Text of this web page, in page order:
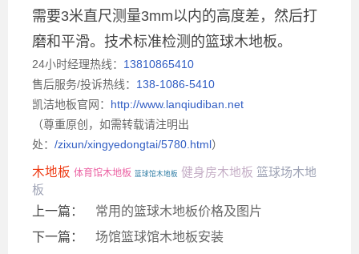
需要3米直尺测量3mm以内的高度差，然后打
磨和平滑。技术标准检测的篮球木地板。
24小时经理热线： 13810865410
售后服务/投诉热线： 138-1086-5410
凯洁地板官网： http://www.lanqiudiban.net
（尊重原创，如需转载请注明出
处： /zixun/xingyedongtai/5780.html）
木地板 体育馆木地板 篮球馆木地板 健身房木地板 篮球场木地
板
上一篇：
常用的篮球木地板价格及图片
下一篇：
场馆篮球馆木地板安装